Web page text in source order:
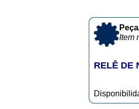
Item
RELÊ DE